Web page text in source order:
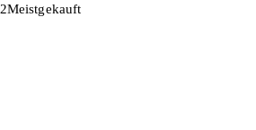
2Meistgekauft